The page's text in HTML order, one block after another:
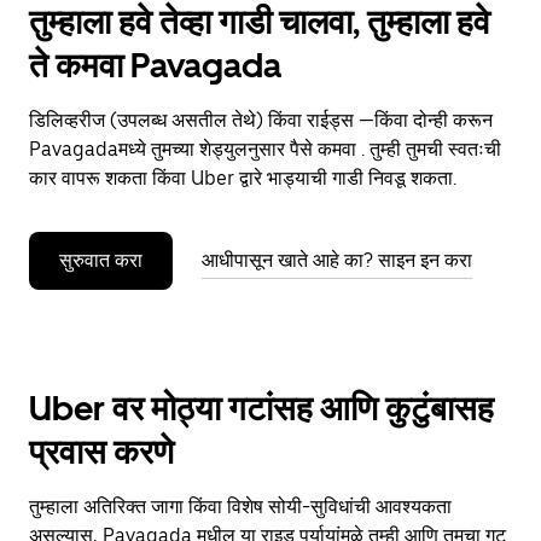
तुम्हाला हवे तेव्हा गाडी चालवा, तुम्हाला हवे
ते कमवा Pavagada
डिलिव्हरीज (उपलब्ध असतील तेथे) किंवा राईड्स —किंवा दोन्ही करून
Pavagadaमध्ये तुमच्या शेड्युलनुसार पैसे कमवा . तुम्ही तुमची स्वतःची
कार वापरू शकता किंवा Uber द्वारे भाड्याची गाडी निवडू शकता.
सुरुवात करा आधीपासून खाते आहे का? साइन इन करा
Uber वर मोठ्या गटांसह आणि कुटुंबासह
प्रवास करणे
तुम्हाला अतिरिक्त जागा किंवा विशेष सोयी-सुविधांची आवश्यकता
असल्यास, Pavagada मधील या राइड पर्यायांमुळे तुम्ही आणि तुमचा गट